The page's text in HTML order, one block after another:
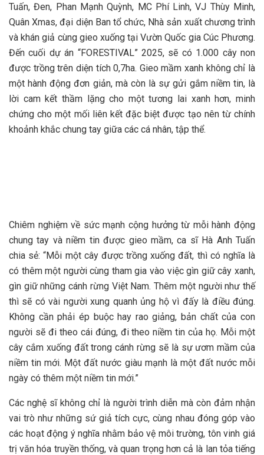
Tuấn, Đen, Phan Mạnh Quỳnh, MC Phí Linh, VJ Thùy Minh,
Quân Xmas, đại diện Ban tổ chức, Nhà sản xuất chương trình
và khán giả cùng gieo xuống tại Vườn Quốc gia Cúc Phương.
Đến cuối dự án “FORESTIVAL” 2025, sẽ có 1.000 cây non
được trồng trên diện tích 0,7ha. Gieo mầm xanh không chỉ là
một hành động đơn giản, mà còn là sự gửi gắm niềm tin, là
lời cam kết thầm lặng cho một tương lai xanh hơn, minh
chứng cho một mối liên kết đặc biệt được tạo nên từ chính
khoảnh khắc chung tay giữa các cá nhân, tập thể.
Chiêm nghiệm về sức mạnh cộng hưởng từ mỗi hành động
chung tay và niềm tin được gieo mầm, ca sĩ Hà Anh Tuấn
chia sẻ: “Mỗi một cây được trồng xuống đất, thì có nghĩa là
có thêm một người cùng tham gia vào việc gìn giữ cây xanh,
gìn giữ những cánh rừng Việt Nam. Thêm một người như thế
thì sẽ có vài người xung quanh ủng hộ vì đấy là điều đúng.
Không cần phải ép buộc hay rao giảng, bản chất của con
người sẽ đi theo cái đúng, đi theo niềm tin của họ. Mỗi một
cây cắm xuống đất trong cánh rừng sẽ là sự ươm mầm của
niềm tin mới. Một đất nước giàu mạnh là một đất nước mỗi
ngày có thêm một niềm tin mới.”
Các nghệ sĩ không chỉ là người trình diễn mà còn đảm nhận
vai trò như những sứ giả tích cực, cùng nhau đóng góp vào
các hoạt động ý nghĩa nhằm bảo vệ môi trường, tôn vinh giá
trị văn hóa truyền thống, và quan trọng hơn cả là lan tỏa tiếng